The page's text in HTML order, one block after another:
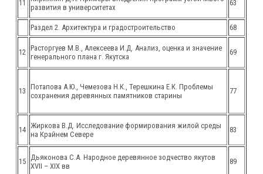
11
развития в университетах
63
Раздел 2. Архитектура и градостроительство 68
12 Расторгуев М.В., Алексеева И.Д. Анализ, оценка и значение
генерального плана г. Якутска
69
13
Потапова А.Ю., Чемезова Н.К., Терешкина Е.К. Проблемы
сохранения деревянных памятников старины
77
14 Жиркова В.Д. Исследование формирования жилой среды
на Крайнем Севере
83
15 Дьяконова С.А. Народное деревянное зодчество якутов
XVII – XIX вв
89